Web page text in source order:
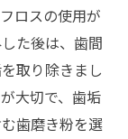
ロスの使用が
た後は、歯間
取り除きまし
大切で、歯垢
歯磨き粉を選